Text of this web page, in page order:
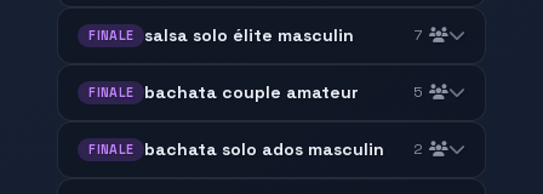
FINALE salsa solo élite masculin 7
FINALE bachata couple amateur 5
FINALE bachata solo ados masculin 2